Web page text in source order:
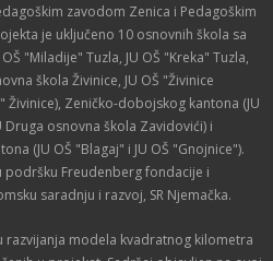
zavodom Zenica i Pedagoškim
je uključeno 10 osnovnih škola sa
"Miladije" Tuzla, JU OŠ "Kreka" Tuzla,
škola Živinice, JU OŠ "Živinice
Živinice), Zeničko-dobojskog kantona (JU
osnovna škola Zavidovići) i
(JU OŠ "Blagaj" i JU OŠ "Gnojnice").
Freudenberg fondacije i
saradnju i razvoj, SR Njemačka.
razvijanja modela kvadratnog kilometra